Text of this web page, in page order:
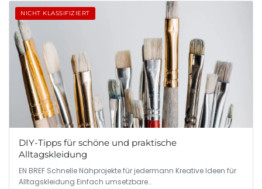
NICHT KLASSIFIZIERT
DIY-Tipps für schöne und praktische
Alltagskleidung
EN BREF Schnelle Nähprojekte für jedermann Kreative Ideen für
Alltagskleidung Einfach umsetzbare…